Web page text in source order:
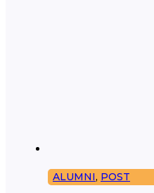
ALUMNI, POST